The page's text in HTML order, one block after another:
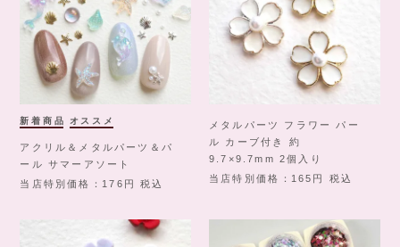
新着商品 オススメ
アクリル＆メタルパーツ＆パ
ール サマーアソート
当店特別価格
176 税込
メタルパーツ フラワー パー
ル カーブ付き 約
9.7×9.7mm 2個入り
当店特別価格
165 税込